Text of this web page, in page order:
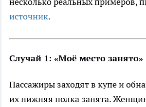
источник.
Случай 1: «Моё место занято»
Пассажиры заходят в купе и
их нижняя полка занята.